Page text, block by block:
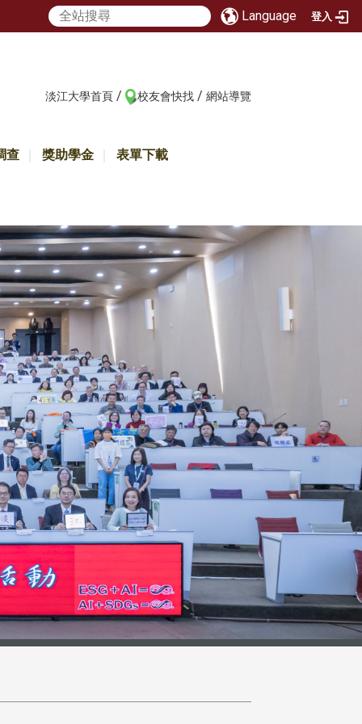
Language 登入
淡江大學首頁 / 校友會快找 / 網站導覽
查 獎助學金 表單下載